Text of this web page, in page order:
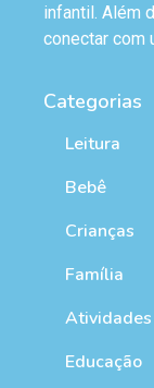
infantil. Além
conectar com
Categorias
Leitura
Bebê
Crianças
Família
Atividades
Educação